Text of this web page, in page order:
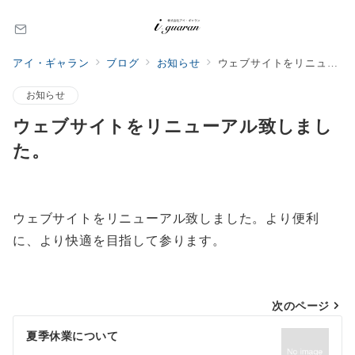
アイ・ギャラン ブログ お知らせ ウェブサイトをリニューアル致しました。
お知らせ
ウェブサイトをリニューアル致しまし
た。
ウェブサイトをリニューアル致しました。より便利
に、より快適を目指して参ります。
稿
次のページ
夏季休業について